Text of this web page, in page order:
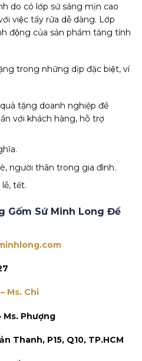
do có lớp sứ sáng mịn cao
việc tẩy rửa dễ dàng. Lớp
động của sản phẩm tăng tính
trong những dịp đặc biệt, ví
tặng doanh nghiệp để
với khách hàng, hỗ trợ
người thân trong gia đình.
tết.
Gốm Sứ Minh Long Để
Ms. Chi
Ms. Phượng
Thanh, P15, Q10, TP.HCM